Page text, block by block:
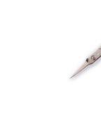
BAYİLİK